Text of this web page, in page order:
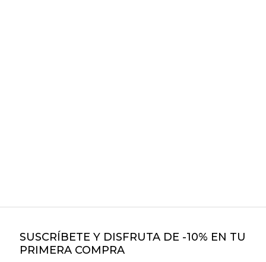
SUSCRÍBETE Y DISFRUTA DE -10% EN TU
PRIMERA COMPRA